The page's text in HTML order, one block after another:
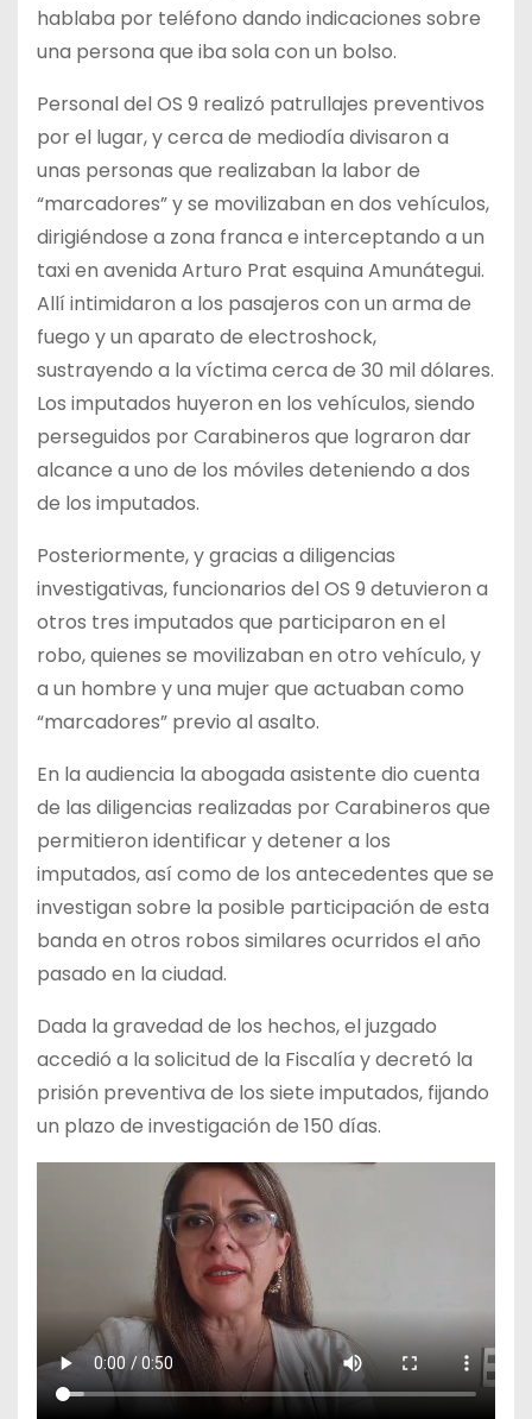
hablaba por teléfono dando indicaciones sobre
una persona que iba sola con un bolso.
Personal del OS 9 realizó patrullajes preventivos
por el lugar, y cerca de mediodía divisaron a
unas personas que realizaban la labor de
“marcadores” y se movilizaban en dos vehículos,
dirigiéndose a zona franca e interceptando a un
taxi en avenida Arturo Prat esquina Amunátegui.
Allí intimidaron a los pasajeros con un arma de
fuego y un aparato de electroshock,
sustrayendo a la víctima cerca de 30 mil dólares.
Los imputados huyeron en los vehículos, siendo
perseguidos por Carabineros que lograron dar
alcance a uno de los móviles deteniendo a dos
de los imputados.
Posteriormente, y gracias a diligencias
investigativas, funcionarios del OS 9 detuvieron a
otros tres imputados que participaron en el
robo, quienes se movilizaban en otro vehículo, y
a un hombre y una mujer que actuaban como
“marcadores” previo al asalto.
En la audiencia la abogada asistente dio cuenta
de las diligencias realizadas por Carabineros que
permitieron identificar y detener a los
imputados, así como de los antecedentes que se
investigan sobre la posible participación de esta
banda en otros robos similares ocurridos el año
pasado en la ciudad.
Dada la gravedad de los hechos, el juzgado
accedió a la solicitud de la Fiscalía y decretó la
prisión preventiva de los siete imputados, fijando
un plazo de investigación de 150 días.